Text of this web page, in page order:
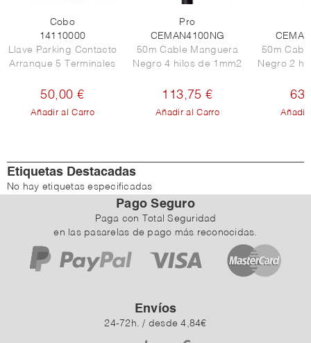
Cobo
14110000
Llave Parking Contacto
Arranque 5 Terminales
50,00 €
Añadir al Carro
Pro
CEMAN4100NG
50m Cable Manguera
Negro 4 hilos de 1mm2
113,75 €
Añadir al Carro
50m
Negro 2
Añadir
Etiquetas Destacadas
No hay etiquetas especificadas
Pago Seguro
Paga con Total Seguridad
en las pasarelas de pago más reconocidas.
Envíos
24-72h. / desde 4,84€